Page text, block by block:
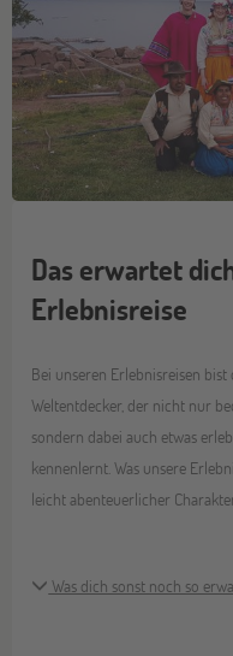
Das erwartet
Erlebnisreise
Bei unseren Erlebnisreisen
Weltentdecker, der nicht nur
sondern dabei auch etwas
kennenlernt. Was unsere
leicht abenteuerlicher
Was dich sonst noch so